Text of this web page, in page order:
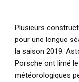
Plusieurs
pour une longue
la saison 2019.
Porsche ont limé
météorologiques